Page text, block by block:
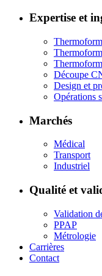
Expertise et
Découpe
Design et
Opérations
Marchés
Médical
Transport
Industriel
Qualité et
Validation
PPAP
Métrologie
Carrières
Contact